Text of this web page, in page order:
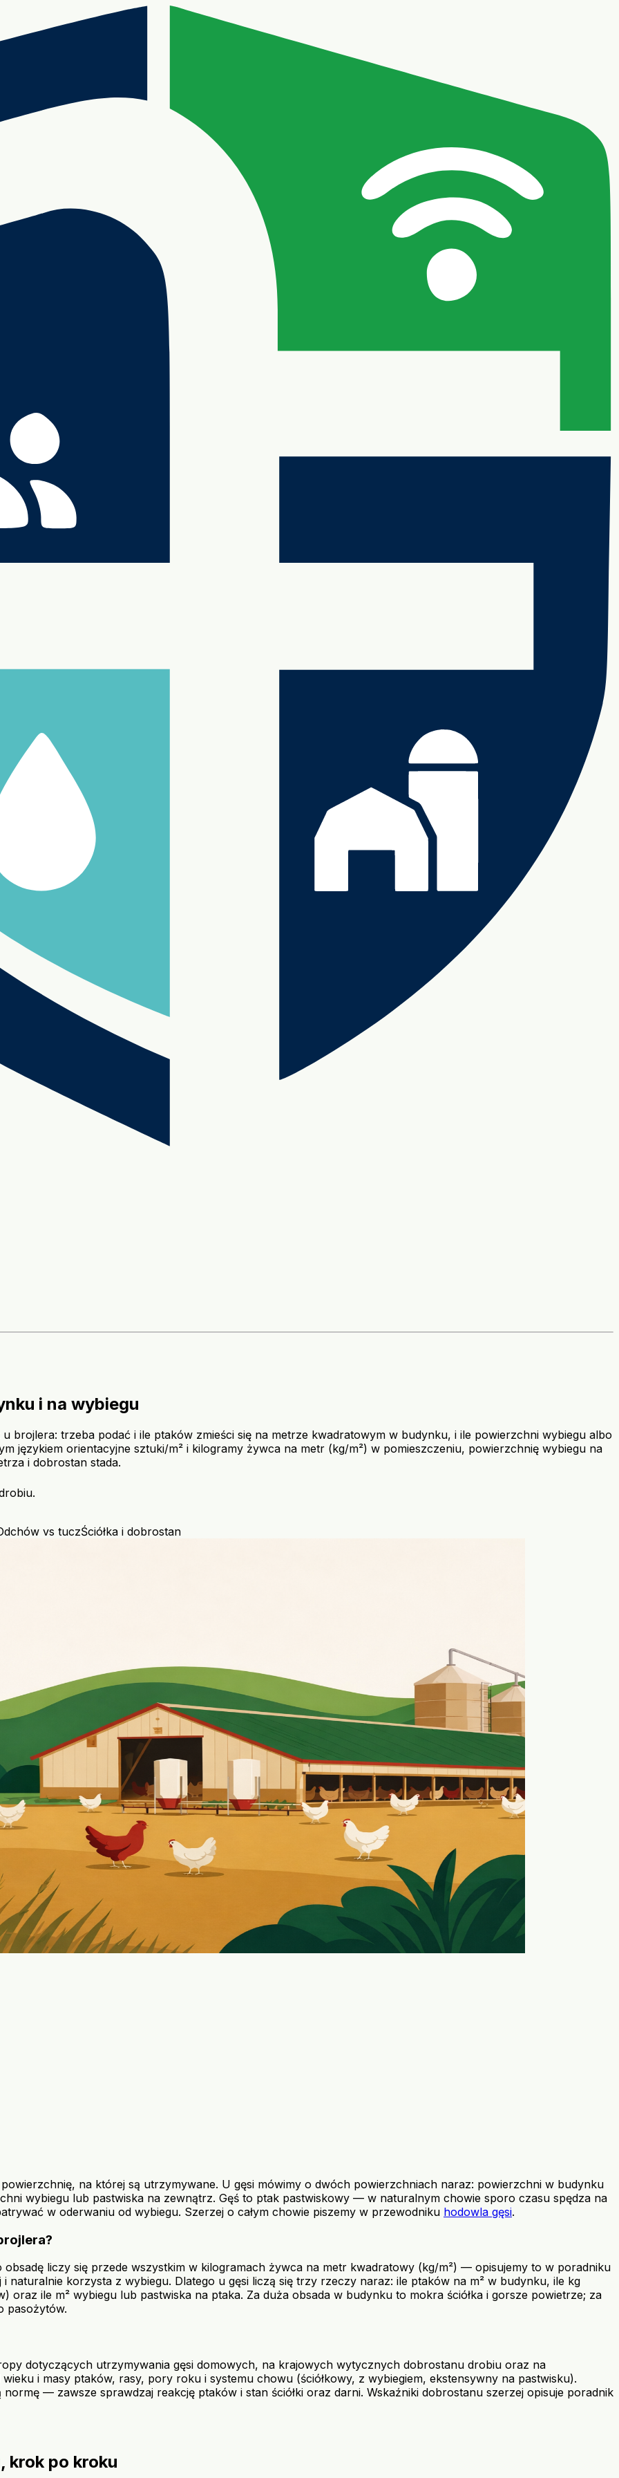
i na wybiegu
brojlera: trzeba podać i ile ptaków zmieści się na metrze kwadratowym w budynku, i ile powierzchni wybiegu albo
językiem orientacyjne sztuki/m² i kilogramy żywca na metr (kg/m²) w pomieszczeniu, powierzchnię wybiegu na
i dobrostan stada.
vs tuczŚciółka i dobrostan
na której są utrzymywane. U gęsi mówimy o dwóch powierzchniach naraz: powierzchni w budynku
wybiegu lub pastwiska na zewnątrz. Gęś to ptak pastwiskowy — w naturalnym chowie sporo czasu spędza na
w oderwaniu od wybiegu. Szerzej o całym chowie piszemy w przewodniku hodowla gęsi.
liczy się przede wszystkim w kilogramach żywca na metr kwadratowy (kg/m²) — opisujemy to w poradniku
i naturalnie korzysta z wybiegu. Dlatego u gęsi liczą się trzy rzeczy naraz: ile ptaków na m² w budynku, ile kg
oraz ile m² wybiegu lub pastwiska na ptaka. Za duża obsada w budynku to mokra ściółka i gorsze powietrze; za
pasożytów.
dotyczących utrzymywania gęsi domowych, na krajowych wytycznych dobrostanu drobiu oraz na
i masy ptaków, rasy, pory roku i systemu chowu (ściółkowy, z wybiegiem, ekstensywny na pastwisku).
— zawsze sprawdzaj reakcję ptaków i stan ściółki oraz darni. Wskaźniki dobrostanu szerzej opisuje poradnik
krok po kroku